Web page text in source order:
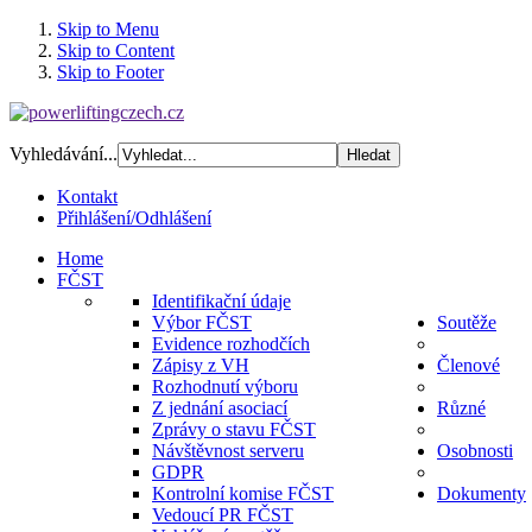
Skip to Menu
Skip to Content
Skip to Footer
Vyhledávání...
Kontakt
Přihlášení/Odhlášení
Home
FČST
Identifikační údaje
Výbor FČST
Evidence rozhodčích
Zápisy z VH
Rozhodnutí výboru
Z jednání asociací
Zprávy o stavu FČST
Návštěvnost serveru
GDPR
Kontrolní komise FČST
Vedoucí PR FČST
Soutěže
Členové
Různé
Osobnosti
Dokumenty